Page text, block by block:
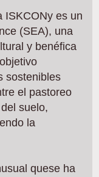
ISKCONy es un
(SEA), una
y benéfica
sostenibles
el pastoreo
suelo,
la
quese ha